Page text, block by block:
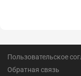
Пользовательское
Обратная связь